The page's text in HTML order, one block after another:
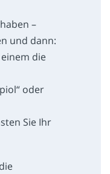
–
und dann:
die
oder
Sie Ihr